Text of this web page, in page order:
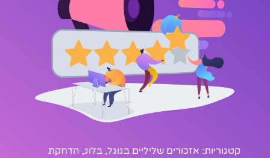
קטגוריות: אזכורים שליליים בגוגל, בלוג, הדחקת